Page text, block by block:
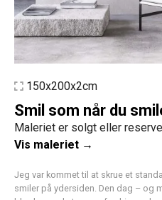
150x200x2cm
Smil som når du
Maleriet er solgt eller
Vis maleriet →
Jeg var kommet til at skrue et
smiler på ydersiden. Den dag – og